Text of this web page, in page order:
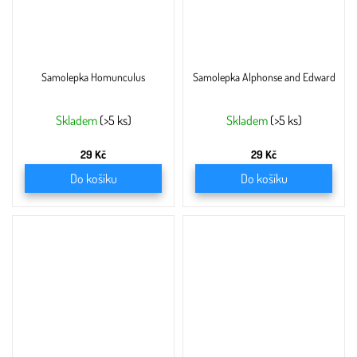
Samolepka Homunculus
Skladem (>5 ks)
29 Kč
Do košíku
Samolepka Alphonse and Edward
Skladem (>5 ks)
29 Kč
Do košíku